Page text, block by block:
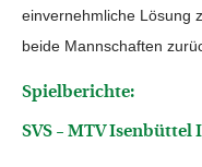
einvernehmliche Lösung
beide Mannschaften
Spielberichte:
SVS – MTV Isenbüttel